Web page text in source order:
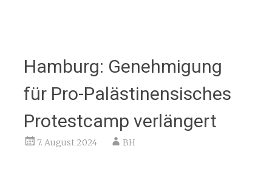
Hamburg: Genehmigung
für Pro-Palästinensisches
Protestcamp verlängert
7. August 2024 BH